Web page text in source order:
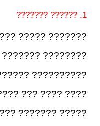
1. ?????? ???????
???? ??????
??????? ??????
???????? ?????
?? ??????? ????
??? ??????? ??